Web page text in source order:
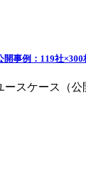
事例：119社×300
スケース（